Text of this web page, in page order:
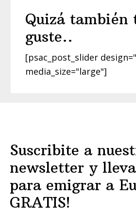
Quizá también
guste..
[psac_post_slider
media_size="large"]
Suscribite a
newsletter y
para emigrar a
GRATIS!